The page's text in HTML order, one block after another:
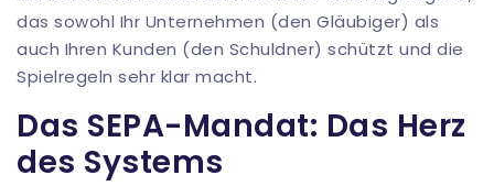
das sowohl Ihr Unternehmen (den Gläubiger) als
auch Ihren Kunden (den Schuldner) schützt und die
Spielregeln sehr klar macht.
Das SEPA-Mandat: Das Herz
des Systems